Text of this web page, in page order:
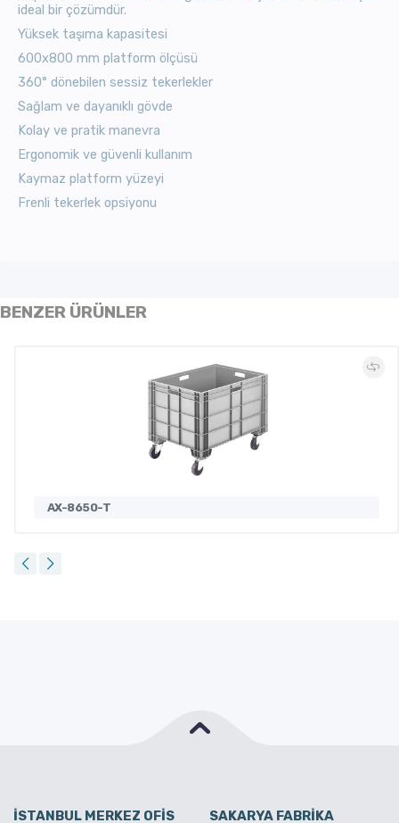
ideal bir çözümdür.
Yüksek taşıma kapasitesi
600x800 mm platform ölçüsü
360° dönebilen sessiz tekerlekler
Sağlam ve dayanıklı gövde
Kolay ve pratik manevra
Ergonomik ve güvenli kullanım
Kaymaz platform yüzeyi
Frenli tekerlek opsiyonu
BENZER ÜRÜNLER
AX-8650-T
İSTANBUL MERKEZ OFİS SAKARYA FABRİKA